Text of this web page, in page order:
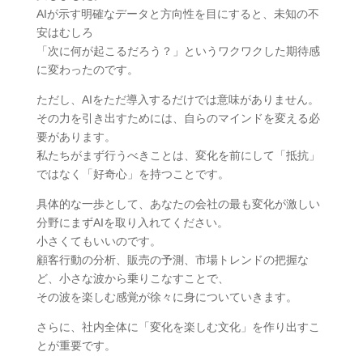
AIが示す明確なデータと方向性を目にすると、未知の不
安はむしろ
「次に何が起こるだろう？」というワクワクした期待感
に変わったのです。
ただし、AIをただ導入するだけでは意味がありません。
その力を引き出すためには、自らのマインドを変える必
要があります。
私たちがまず行うべきことは、変化を前にして「抵抗」
ではなく「好奇心」を持つことです。
具体的な一歩として、あなたの会社の最も変化が激しい
分野にまずAIを取り入れてください。
小さくてもいいのです。
顧客行動の分析、販売の予測、市場トレンドの把握な
ど、小さな波から乗りこなすことで、
その波を楽しむ感覚が徐々に身についていきます。
さらに、社内全体に「変化を楽しむ文化」を作り出すこ
とが重要です。